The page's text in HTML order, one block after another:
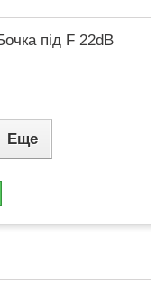
під F 22dB
Еще